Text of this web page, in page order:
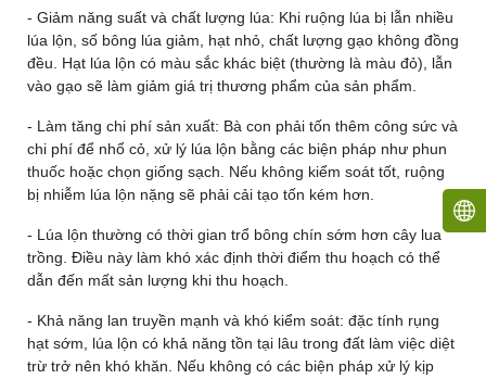
- Giảm năng suất và chất lượng lúa: Khi ruộng lúa bị lẫn nhiều
lúa lộn, số bông lúa giảm, hạt nhỏ, chất lượng gạo không đồng
đều. Hạt lúa lộn có màu sắc khác biệt (thường là màu đỏ), lẫn
vào gạo sẽ làm giảm giá trị thương phẩm của sản phẩm.
- Làm tăng chi phí sản xuất: Bà con phải tốn thêm công sức và
chi phí để nhổ cỏ, xử lý lúa lộn bằng các biện pháp như phun
thuốc hoặc chọn giống sạch. Nếu không kiểm soát tốt, ruộng
bị nhiễm lúa lộn nặng sẽ phải cải tạo tốn kém hơn.
- Lúa lộn thường có thời gian trổ bông chín sớm hơn cây lua
trồng. Điều này làm khó xác định thời điểm thu hoạch có thể
dẫn đến mất sản lượng khi thu hoạch.
- Khả năng lan truyền mạnh và khó kiểm soát: đặc tính rụng
hạt sớm, lúa lộn có khả năng tồn tại lâu trong đất làm việc diệt
trừ trở nên khó khăn. Nếu không có các biện pháp xử lý kịp